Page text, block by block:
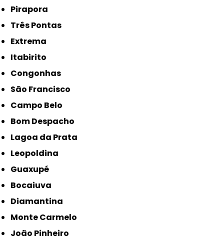
Pirapora
Três Pontas
Extrema
Itabirito
Congonhas
São Francisco
Campo Belo
Bom Despacho
Lagoa da Prata
Leopoldina
Guaxupé
Bocaiuva
Diamantina
Monte Carmelo
João Pinheiro